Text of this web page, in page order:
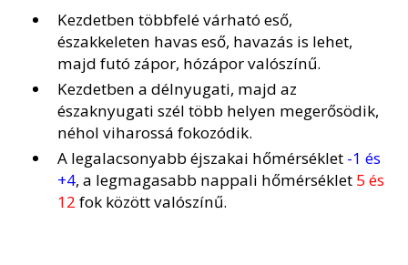
Kezdetben többfelé várható eső,
északkeleten havas eső, havazás is lehet,
majd futó zápor, hózápor valószínű.
Kezdetben a délnyugati, majd az
északnyugati szél több helyen megerősödik,
néhol viharossá fokozódik.
A legalacsonyabb éjszakai hőmérséklet -1 és
+4, a legmagasabb nappali hőmérséklet 5 és
12 fok között valószínű.